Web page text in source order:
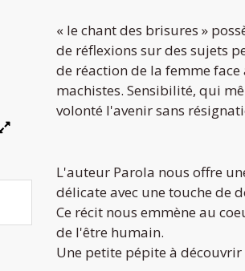
« le chant des brisures »
de réflexions sur des sujets
de réaction de la femme
machistes. Sensibilité, qui
volonté l'avenir sans
L'auteur Parola nous offre
délicate avec une touche de
Ce récit nous emmène au
de l'être humain.
Une petite pépite à découvrir